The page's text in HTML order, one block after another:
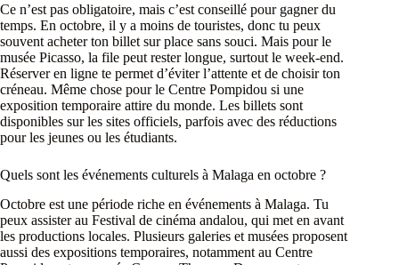
Ce n’est pas obligatoire, mais c’est conseillé pour gagner du
temps. En octobre, il y a moins de touristes, donc tu peux
souvent acheter ton billet sur place sans souci. Mais pour le
musée Picasso, la file peut rester longue, surtout le week-end.
Réserver en ligne te permet d’éviter l’attente et de choisir ton
créneau. Même chose pour le Centre Pompidou si une
exposition temporaire attire du monde. Les billets sont
disponibles sur les sites officiels, parfois avec des réductions
pour les jeunes ou les étudiants.
Quels sont les événements culturels à Malaga en octobre ?
Octobre est une période riche en événements à Malaga. Tu
peux assister au Festival de cinéma andalou, qui met en avant
les productions locales. Plusieurs galeries et musées proposent
aussi des expositions temporaires, notamment au Centre